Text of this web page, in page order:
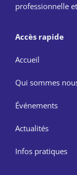
professionnelle
Accès rapide
Accueil
Qui sommes
Événements
Actualités
Infos pratiques